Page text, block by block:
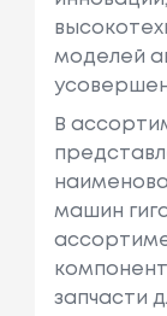
моделей
В
машин
запчасти